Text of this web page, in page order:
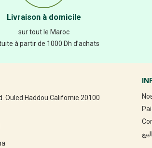
Livraison à domicile
sur tout le Maroc
à partir de 1000 Dh d’achats
Ouled Haddou Californie 20100